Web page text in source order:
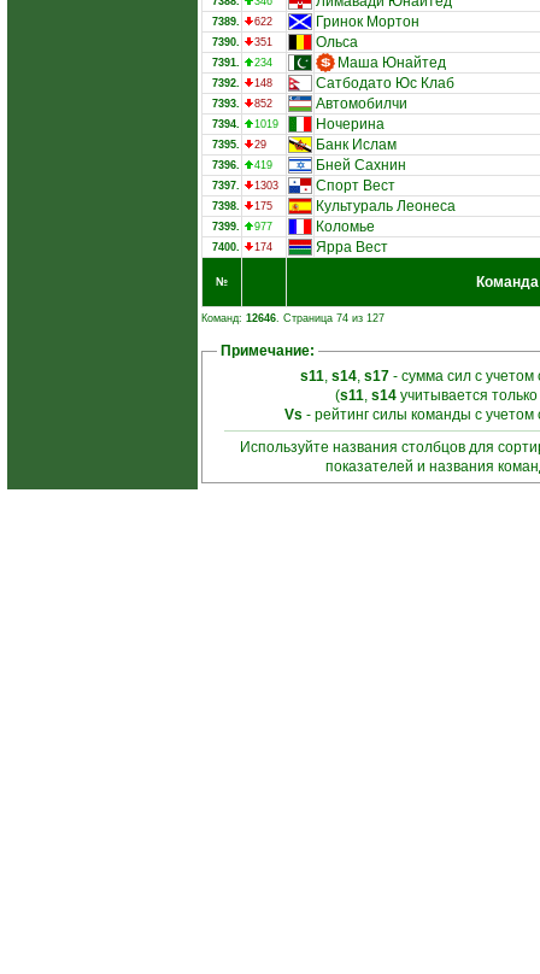
7389. 622 Гринок Мортон
7390. 351 Ольса
7391. 234 Маша Юнайтед
7392. 148 Сатбодато Юс Клаб
7393. 852 Автомобилчи
7394. 1019 Ночерина
7395. 29 Банк Ислам
7396. 419 Бней Сахнин
7397. 1303 Спорт Вест
7398. 175 Культураль Леонеса
7399. 977 Коломье
7400. 174 Ярра Вест
№ Команда
Команд: 12646. Страница 74 из 127
Примечание:
s11, s14, s17- сумма сил с учетом
(s11, s14 учитывается
Vs - рейтинг силы команды с
Используйте названия столбцов для
показателей и названия